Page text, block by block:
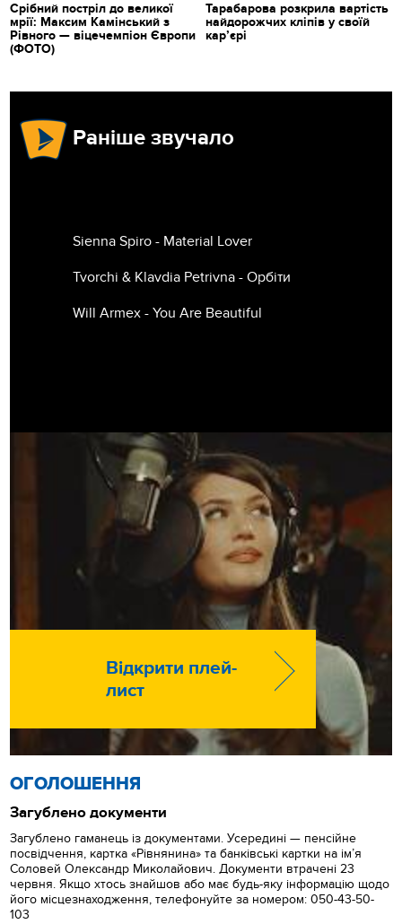
Срібний постріл до великої
мрії: Максим Камінський з
Рівного — віцечемпіон Європи
(ФОТО)
Тарабарова розкрила вартість
найдорожчих кліпів у своїй
кар’єрі
Раніше звучало
Sienna Spiro - Material Lover
Tvorchi & Klavdia Petrivna - Орбіти
Will Armex - You Are Beautiful
Відкрити плей-
лист
ОГОЛОШЕННЯ
Загублено документи
Загублено гаманець із документами. Усередині — пенсійне
посвідчення, картка «Рівнянина» та банківські картки на ім’я
Соловей Олександр Миколайович. Документи втрачені 23
червня. Якщо хтось знайшов або має будь-яку інформацію щодо
його місцезнаходження, телефонуйте за номером: 050-43-50-
103